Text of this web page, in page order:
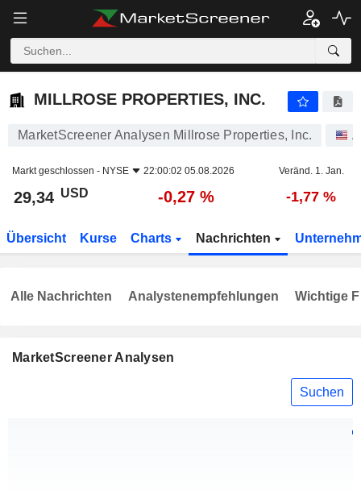
MILLROSE PROPERTIES, INC.
MILLROSE PROPERTIES, INC.
MarketScreener Analysen Millrose Properties, Inc.
Markt geschlossen - NYSE 22:00:02 05.08.2026 Veränd. 1. Jan.
29,34 USD -0,27 % -1,77 %
Übersicht Kurse Charts Nachrichten
MarketScreener Analysen
Suchen
Alle Nachrichten Analystenempfehlungen Wichtige